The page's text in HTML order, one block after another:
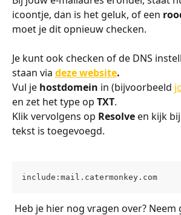
icoontje, dan is het geluk, of een
moet je dit opnieuw checken.
Je kunt ook checken of de DNS
staan via deze website.
Vul je hostdomein in (bijvoorbeeld
en zet het type op TXT.
Klik vervolgens op Resolve en kijk bij
tekst is toegevoegd.
include:mail.catermonkey.com